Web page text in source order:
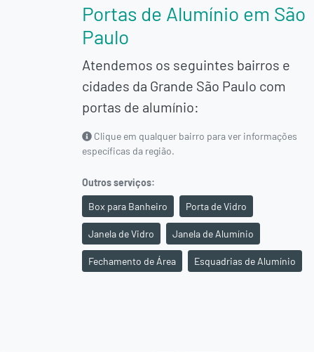
Portas de Alumínio em São
Paulo
Atendemos os seguintes bairros e
cidades da Grande São Paulo com
portas de alumínio:
Clique em qualquer bairro para ver informações
específicas da região.
Outros serviços:
Box para Banheiro
Porta de Vidro
Janela de Vidro Janela de Alumínio
Fechamento de Área Esquadrias de Alumínio